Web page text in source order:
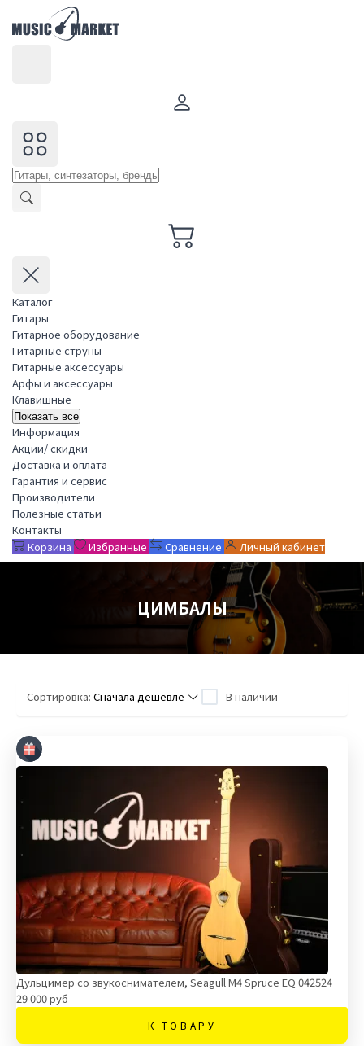
Каталог
Гитары
Гитарное оборудование
Гитарные струны
Гитарные аксессуары
Арфы и аксессуары
Клавишные
Показать все
Информация
Акции/ скидки
Доставка и оплата
Гарантия и сервис
Производители
Полезные статьи
Контакты
Корзина
Избранные Сравнение Личный кабинет
ЦИМБАЛЫ
Сортировка: Сначала дешевле В наличии
Дульцимер со звукоснимателем, Seagull M4 Spruce EQ 042524
29 000 руб
К ТОВАРУ